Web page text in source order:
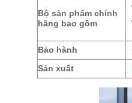
Bộ sản phẩm chính
hãng bao gồm
Bảo hành
Sản xuất